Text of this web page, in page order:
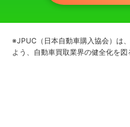
※JPUC（日本自動車購入協会）は
よう、自動車買取業界の健全化を図